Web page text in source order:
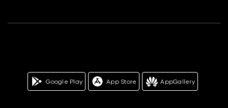
Google Play App Store AppGallery